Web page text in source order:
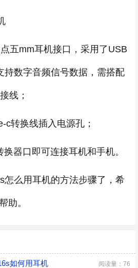
五mm耳机接口，采用了USB
持数字音频信号数据，需搭配
线；
c转换线插入电源孔；
器口即可连接耳机和手机。
怎么用耳机的方法步骤了，希
助。
如何用耳机 阅读量：76